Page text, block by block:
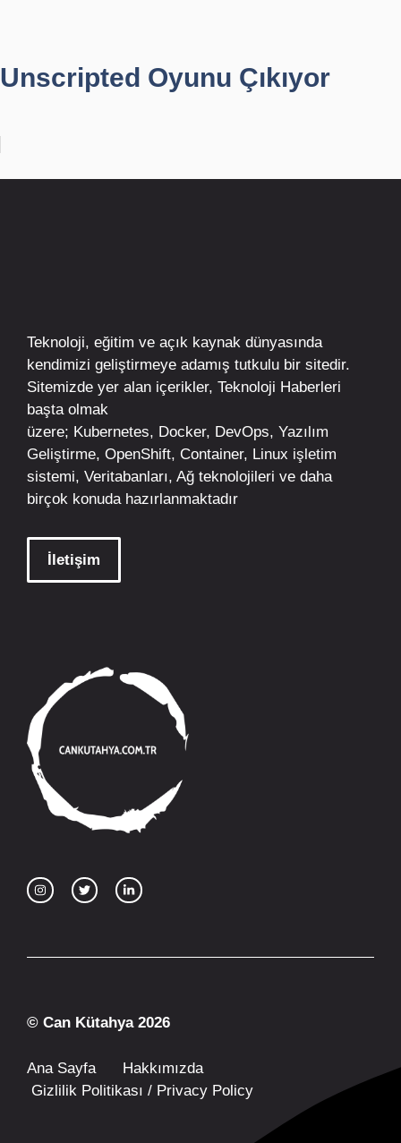
Unscripted Oyunu Çıkıyor
Teknoloji, eğitim ve açık kaynak dünyasında
kendimizi geliştirmeye adamış tutkulu bir sitedir.
Sitemizde yer alan içerikler, Teknoloji Haberleri
başta olmak
üzere; Kubernetes, Docker, DevOps, Yazılım
Geliştirme, OpenShift, Container, Linux işletim
sistemi, Veritabanları, Ağ teknolojileri ve daha
birçok konuda hazırlanmaktadır
İletişim
© Can Kütahya 2026
Ana Sayfa
Hakkımızda
Gizlilik Politikası / Privacy Policy